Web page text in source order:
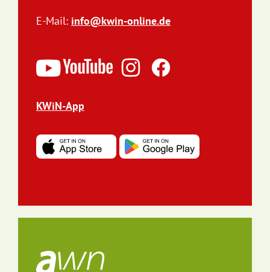
E-Mail: info@kwin-online.de
KWiN-App